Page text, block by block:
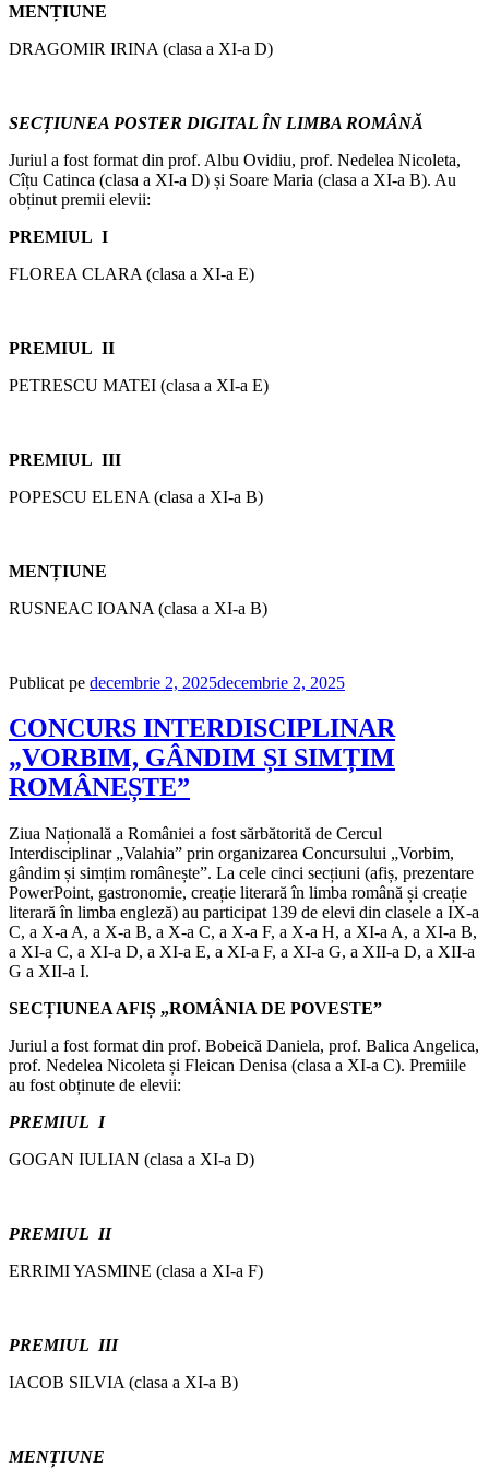
MENȚIUNE
DRAGOMIR IRINA (clasa a XI-a D)
SECȚIUNEA POSTER DIGITAL ÎN LIMBA ROMÂNĂ
Juriul a fost format din prof. Albu Ovidiu, prof. Nedelea Nicoleta,
Cîțu Catinca (clasa a XI-a D) și Soare Maria (clasa a XI-a B). Au
obținut premii elevii:
PREMIUL I
FLOREA CLARA (clasa a XI-a E)
PREMIUL II
PETRESCU MATEI (clasa a XI-a E)
PREMIUL III
POPESCU ELENA (clasa a XI-a B)
MENȚIUNE
RUSNEAC IOANA (clasa a XI-a B)
Publicat pe decembrie 2, 2025decembrie 2, 2025
CONCURS INTERDISCIPLINAR
„VORBIM, GÂNDIM ȘI SIMȚIM
ROMÂNEȘTE”
Ziua Națională a României a fost sărbătorită de Cercul
Interdisciplinar „Valahia” prin organizarea Concursului „Vorbim,
gândim și simțim românește”. La cele cinci secțiuni (afiș, prezentare
PowerPoint, gastronomie, creație literară în limba română și creație
literară în limba engleză) au participat 139 de elevi din clasele a IX-a
C, a X-a A, a X-a B, a X-a C, a X-a F, a X-a H, a XI-a A, a XI-a B,
a XI-a C, a XI-a D, a XI-a E, a XI-a F, a XI-a G, a XII-a D, a XII-a
G a XII-a I.
SECȚIUNEA AFIȘ „ROMÂNIA DE POVESTE”
Juriul a fost format din prof. Bobeică Daniela, prof. Balica Angelica,
prof. Nedelea Nicoleta și Fleican Denisa (clasa a XI-a C). Premiile
au fost obținute de elevii:
PREMIUL I
GOGAN IULIAN (clasa a XI-a D)
PREMIUL II
ERRIMI YASMINE (clasa a XI-a F)
PREMIUL III
IACOB SILVIA (clasa a XI-a B)
MENȚIUNE